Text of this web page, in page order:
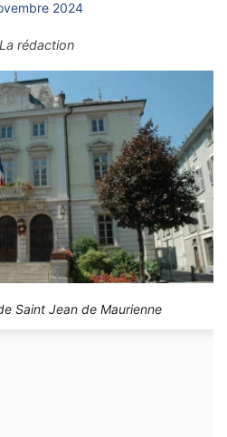
2024
La rédaction
Saint Jean de Maurienne